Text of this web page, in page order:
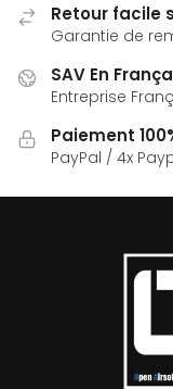
Retour facile
Garantie de
SAV En
Entreprise
Paiement
PayPal / 4x